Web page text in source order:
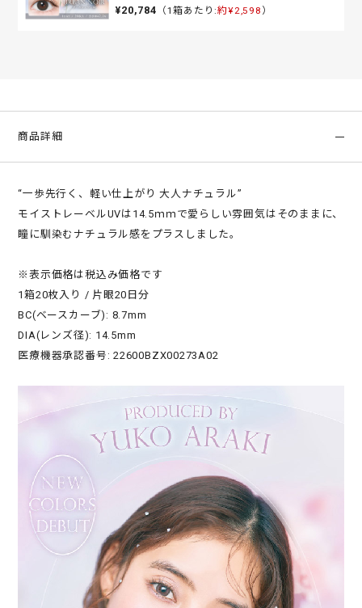
¥20,784 （1箱あたり:約¥2,598 ）
商品詳細
“一歩先行く、軽い仕上がり 大人ナチュラル”
モイストレーベルUVは14.5ｍｍで愛らしい雰囲気はそのままに、
瞳に馴染むナチュラル感をプラスしました。
※表示価格は税込み価格です
1箱20枚入り / 片眼20日分
BC(ベースカーブ): 8.7mm
DIA(レンズ径): 14.5mm
医療機器承認番号: 22600BZX00273A02